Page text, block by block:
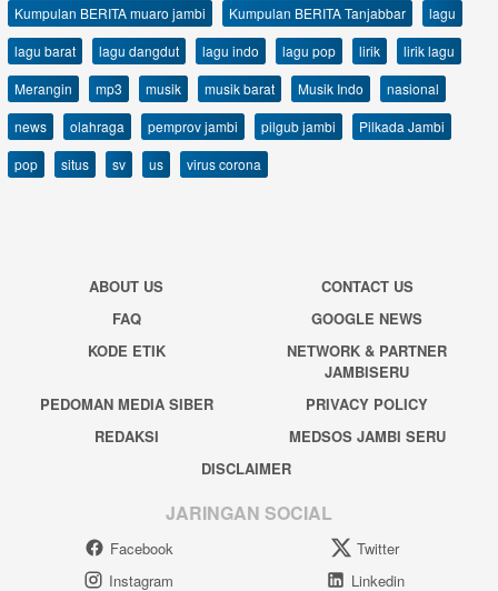
Kumpulan BERITA muaro jambi
Kumpulan BERITA Tanjabbar
lagu
lagu barat
lagu dangdut lagu indo lagu pop lirik
lirik lagu
Merangin
mp3 musik musik barat Musik Indo
nasional
news
olahraga pemprov jambi pilgub jambi
Pilkada Jambi
pop
situs sv us virus corona
ABOUT US
CONTACT US
FAQ
GOOGLE NEWS
KODE ETIK
NETWORK & PARTNER
JAMBISERU
PEDOMAN MEDIA SIBER
PRIVACY POLICY
REDAKSI
MEDSOS JAMBI SERU
DISCLAIMER
JARINGAN SOCIAL
Facebook
Twitter
Instagram
Linkedin